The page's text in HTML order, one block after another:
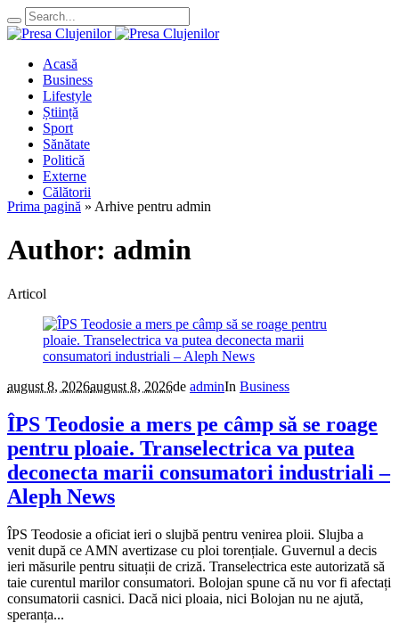
Acasă
Business
Lifestyle
Știință
Sport
Sănătate
Politică
Externe
Călătorii
Prima pagină » Arhive pentru admin
Author: admin
Articol
august 8, 2026august 8, 2026de adminIn Business
ÎPS Teodosie a mers pe câmp să se roage
pentru ploaie. Transelectrica va putea
deconecta marii consumatori industriali –
Aleph News
ÎPS Teodosie a oficiat ieri o slujbă pentru venirea ploii. Slujba a
venit după ce AMN avertizase cu ploi torențiale. Guvernul a decis
ieri măsurile pentru situații de criză. Transelectrica este autorizată să
taie curentul marilor consumatori. Bolojan spune că nu vor fi afectați
consumatorii casnici. Dacă nici ploaia, nici Bolojan nu ne ajută,
speranța...